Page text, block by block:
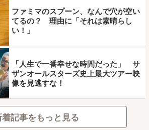
ファミマのスプーン、なんで穴が空い
てるの？ 理由に「それは素晴らし
い！」
「人生で一番幸せな時間だった」 サ
ザンオールスターズ史上最大ツアー映
像を見逃すな！
着記事をもっと見る